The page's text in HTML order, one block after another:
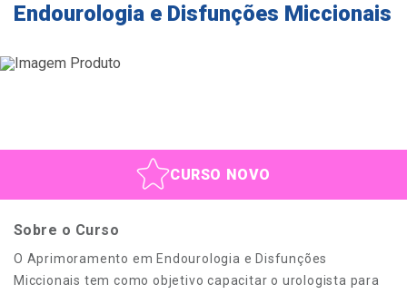
Endourologia e Disfunções Miccionais
CURSO NOVO
Sobre o Curso
O Aprimoramento em Endourologia e Disfunções
Miccionais tem como objetivo capacitar o urologista para